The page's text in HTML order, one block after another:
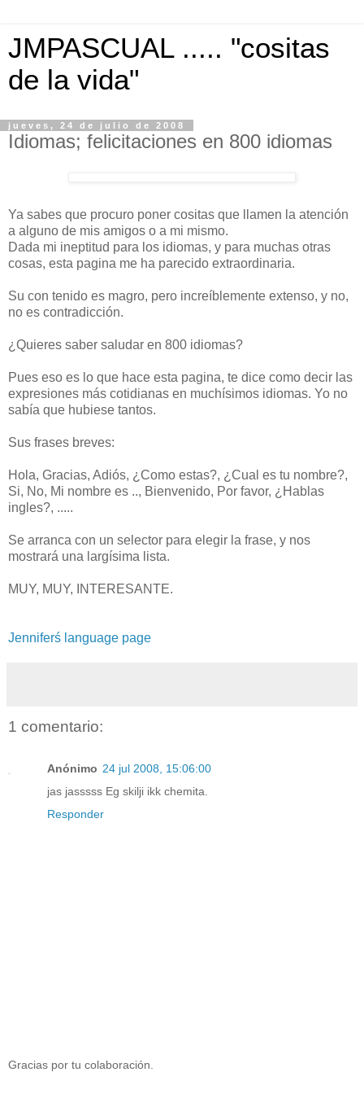
JMPASCUAL ..... "cositas
de la vida"
jueves, 24 de julio de 2008
Idiomas; felicitaciones en 800 idiomas
Ya sabes que procuro poner cositas que llamen la atención
a alguno de mis amigos o a mi mismo.
Dada mi ineptitud para los idiomas, y para muchas otras
cosas, esta pagina me ha parecido extraordinaria.
Su con tenido es magro, pero increíblemente extenso, y no,
no es contradicción.
¿Quieres saber saludar en 800 idiomas?
Pues eso es lo que hace esta pagina, te dice como decir las
expresiones más cotidianas en muchísimos idiomas. Yo no
sabía que hubiese tantos.
Sus frases breves:
Hola, Gracias, Adiós, ¿Como estas?, ¿Cual es tu nombre?,
Si, No, Mi nombre es .., Bienvenido, Por favor, ¿Hablas
ingles?, .....
Se arranca con un selector para elegir la frase, y nos
mostrará una largísima lista.
MUY, MUY, INTERESANTE.
Jenniferś language page
1 comentario:
Anónimo 24 jul 2008, 15:06:00
jas jasssss Eg skilji ikk chemita.
Responder
Gracias por tu colaboración.